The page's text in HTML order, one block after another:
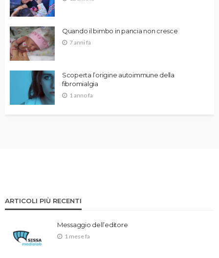
Quando il bimbo in pancia non cresce
7 anni fa
Scoperta l’origine autoimmune della
fibromialgia
1 anno fa
ARTICOLI PIÙ RECENTI
Messaggio dell’editore
1 mese fa